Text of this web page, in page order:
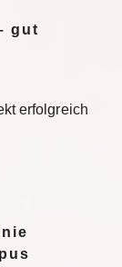
gut
erfolgreich